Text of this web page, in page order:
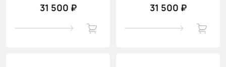
31 500 ₽ 31 500 ₽